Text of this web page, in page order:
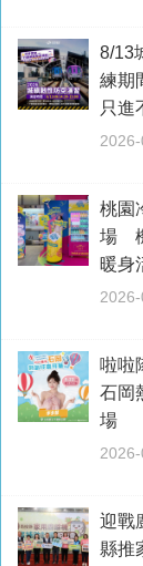
8/13
練期
只進
桃園
場
暖身
啦啦
石岡
場
迎戰
縣推